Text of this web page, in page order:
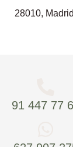
28010,
91 447 77